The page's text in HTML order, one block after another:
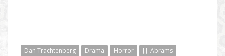
Dan Trachtenberg Drama Horror
J.J. Abrams